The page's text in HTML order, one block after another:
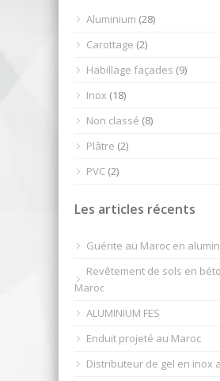
Aluminium (28)
Carottage (2)
Habillage façades (9)
Inox (18)
Non classé (8)
Plâtre (2)
PVC (2)
Les articles récents
Guérite au Maroc en
Revêtement de sols en
Maroc
ALUMINIUM FES
Enduit projeté au Maroc
Distributeur de gel en inox